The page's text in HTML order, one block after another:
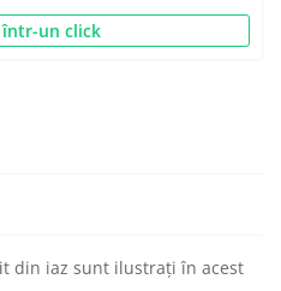
într-un click
din iaz sunt ilustrați în acest